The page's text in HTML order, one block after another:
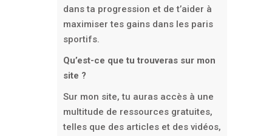
dans ta progression et de t’aider à
maximiser tes gains dans les paris
sportifs.
Qu’est-ce que tu trouveras sur mon
site ?
Sur mon site, tu auras accès à une
multitude de ressources gratuites,
telles que des articles et des vidéos,